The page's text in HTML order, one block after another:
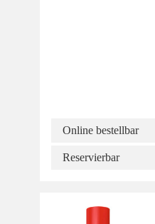
Online bestellbar
Reservierbar